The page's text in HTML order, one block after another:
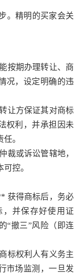
。精明的买家会关
按期办理转让、商
况，设定明确的违
让方保证其对商标
权利，并承担因未
。
裁或诉讼管辖地，
控。
获得商标后，务必
并保存好使用证
“撤三”风险（即连
标权利人有义务主
市场监测，一旦发